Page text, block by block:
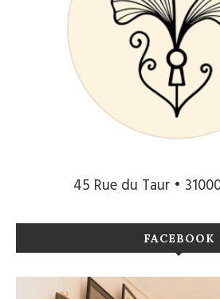
45 Rue du Taur •
FACEBOOK